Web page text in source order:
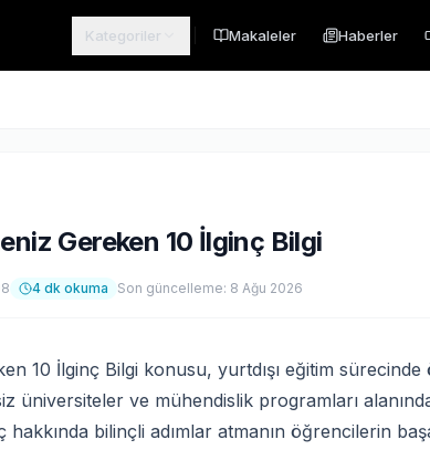
Kategoriler Makaleler Haberler
Gereken 10 İlginç Bilgi
4 dk okuma Son güncelleme: 8 Ağu 2026
10 İlginç Bilgi konusu, yurtdışı eğitim
üniversiteler ve mühendislik programları
bilinçli adımlar atmanın öğrencilerin